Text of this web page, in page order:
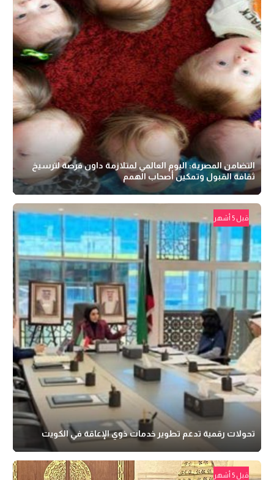
التضامن المصرية: اليوم العالمي لمتلازمة داون فرصة لترسيخ
ثقافة القبول وتمكين أصحاب الهمم
قبل 5 أشهر
تحولات رقمية تدعم تطوير خدمات ذوي الإعاقة في الكويت
قبل 5 أشهر